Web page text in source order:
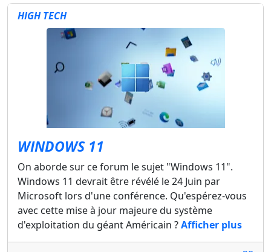
HIGH TECH
WINDOWS 11
On aborde sur ce forum le sujet "Windows 11".
Windows 11 devrait être révélé le 24 Juin par
Microsoft lors d'une conférence. Qu'espérez-vous
avec cette mise à jour majeure du système
d'exploitation du géant Américain ?Afficher plus